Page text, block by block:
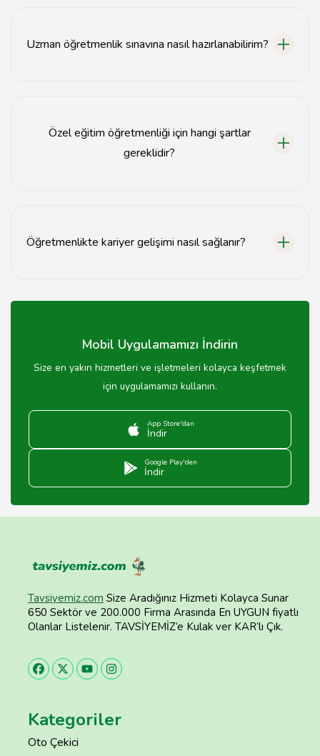
Uzman öğretmenlik sınavına nasıl hazırlanabilirim?
Özel eğitim öğretmenliği için hangi şartlar
gereklidir?
Öğretmenlikte kariyer gelişimi nasıl sağlanır?
programlarına katılmak, yüksek lisans yapmak ve
Mobil Uygulamamızı İndirin
Size en yakın hizmetleri ve işletmeleri kolayca keşfetmek
için uygulamamızı kullanın.
App Store'dan
İndir
Google Play'den
İndir
Tavsiyemiz.com Size Aradığınız Hizmeti Kolayca Sunar
650 Sektör ve 200.000 Firma Arasında En UYGUN fiyatlı
Olanlar Listelenir. TAVSİYEMİZ’e Kulak ver KAR’lı Çık.
Kategoriler
Oto Çekici